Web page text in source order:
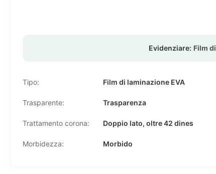
Evidenziare: Film
Tipo: Film di laminazione EVA
Trasparente: Trasparenza
Trattamento corona: Doppio lato, oltre 42 dines
Morbidezza: Morbido